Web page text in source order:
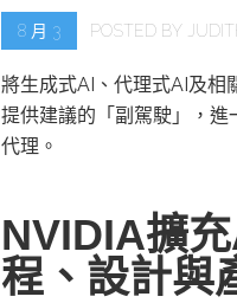
8 月 3 POSTED BY
將生成式AI、代理式AI及相
提供建議的「副駕駛」，
代理。
NVIDIA擴
程、設計與